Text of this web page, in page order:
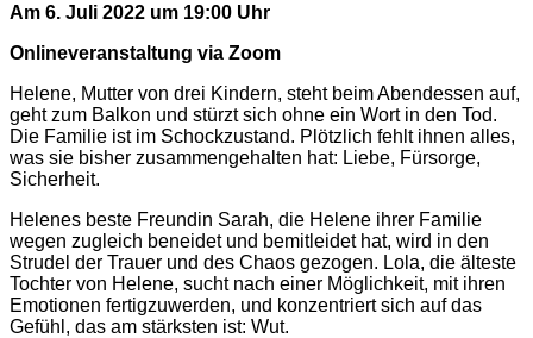
Am 6. Juli 2022 um 19:00 Uhr
Onlineveranstaltung via Zoom
Helene, Mutter von drei Kindern, steht beim Abendessen auf,
geht zum Balkon und stürzt sich ohne ein Wort in den Tod.
Die Familie ist im Schockzustand. Plötzlich fehlt ihnen alles,
was sie bisher zusammengehalten hat: Liebe, Fürsorge,
Sicherheit.
Helenes beste Freundin Sarah, die ­Helene ­ihrer Familie
wegen zugleich beneidet und bemitleidet hat, wird in den
Strudel der ­Trauer und des Chaos gezogen. Lola, die ­älteste
Tochter von Helene, sucht nach einer ­Möglichkeit, mit ihren
Emotionen fertigzuwerden, und konzentriert sich auf das
Gefühl, das am stärksten ist: Wut.